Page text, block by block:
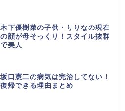
木下優樹菜の子供・りりなの現在
の顔が母そっくり！スタイル抜群
で美人
坂口憲二の病気は完治してない！
復帰できる理由まとめ